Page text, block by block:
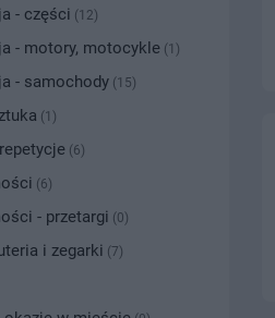
- części (12)
- motory, motocykle (1)
- samochody (15)
(1)
(6)
(6)
- przetargi (0)
i zegarki (7)